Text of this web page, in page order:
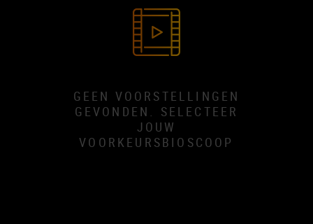
GEEN VOORSTELLINGEN
GEVONDEN. SELECTEER
JOUW
VOORKEURSBIOSCOOP